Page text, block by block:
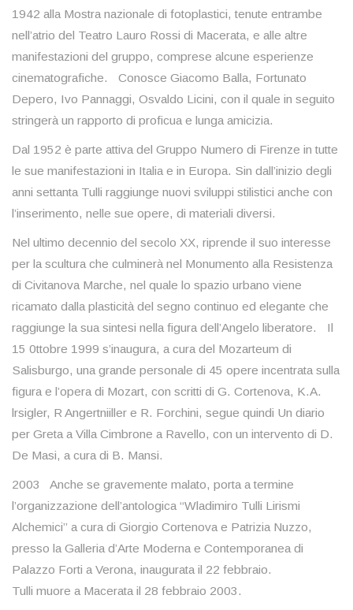
1942 alla Mostra nazionale di fotoplastici, tenute entrambe
nell’atrio del Teatro Lauro Rossi di Macerata, e alle altre
manifestazioni del gruppo, comprese alcune esperienze
cinematografiche. Conosce Giacomo Balla, Fortunato
Depero, Ivo Pannaggi, Osvaldo Licini, con il quale in seguito
stringerà un rapporto di proficua e lunga amicizia.
Dal 1952 è parte attiva del Gruppo Numero di Firenze in tutte
le sue manifestazioni in Italia e in Europa. Sin dall’inizio degli
anni settanta Tulli raggiunge nuovi sviluppi stilistici anche con
l’inserimento, nelle sue opere, di materiali diversi.
Nel ultimo decennio del secolo XX, riprende il suo interesse
per la scultura che culminerà nel Monumento alla Resistenza
di Civitanova Marche, nel quale lo spazio urbano viene
ricamato dalla plasticità del segno continuo ed elegante che
raggiunge la sua sintesi nella figura dell’Angelo liberatore. Il
15 0ttobre 1999 s’inaugura, a cura del Mozarteum di
Salisburgo, una grande personale di 45 opere incentrata sulla
figura e l’opera di Mozart, con scritti di G. Cortenova, K.A.
lrsigler, R Angertniiller e R. Forchini, segue quindi Un diario
per Greta a Villa Cimbrone a Ravello, con un intervento di D.
De Masi, a cura di B. Mansi.
2003 Anche se gravemente malato, porta a termine
l’organizzazione dell’antologica “Wladimiro Tulli Lirismi
Alchemici” a cura di Giorgio Cortenova e Patrizia Nuzzo,
presso la Galleria d’Arte Moderna e Contemporanea di
Palazzo Forti a Verona, inaugurata il 22 febbraio.
Tulli muore a Macerata il 28 febbraio 2003.